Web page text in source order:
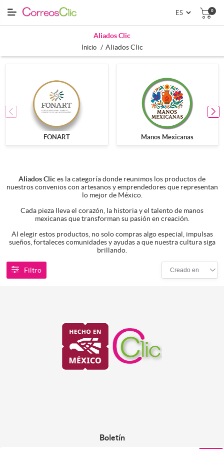
0
Aliados Clic
Inicio / Aliados Clic
FONART Manos Mexicanas
Aliados Clices la categoría donde reunimos los productos de
nuestros convenios con artesanos y emprendedores que representan
lo mejor de México.
Cada pieza lleva el corazón, la historia y el talento de manos
mexicanas que transforman su pasión en creación.
Al elegir estos productos, no solo compras algo especial, impulsas
sueños, fortaleces comunidades y ayudas a que nuestra cultura siga
brillando.
Filtro Creado en
Boletín